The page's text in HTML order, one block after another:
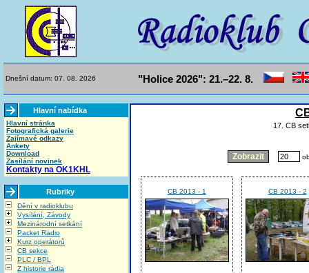
Dnešní datum: 07. 08. 2026 "Holice 2026": 21.–22. 8.
Hlavní nabídka
Hlavní stránka
Fotografická galerie
Zajímavé odkazy
Ankety
Download
Zasílání novinek
Kontakty na OK1KHL
Rubriky
Dění v radioklubu
Vysílání, Závody
Mezinárodní setkání
Packet Radio
Kurz operátorů
CB sekce
PLC / BPL
Z historie rádia
17. CB
CB 2013 - 1 CB 2013 - 2